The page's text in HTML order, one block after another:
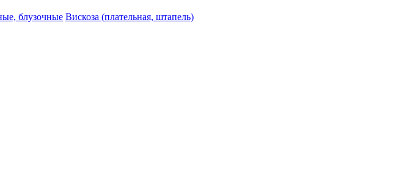
блузочные Вискоза (плательная, штапель)